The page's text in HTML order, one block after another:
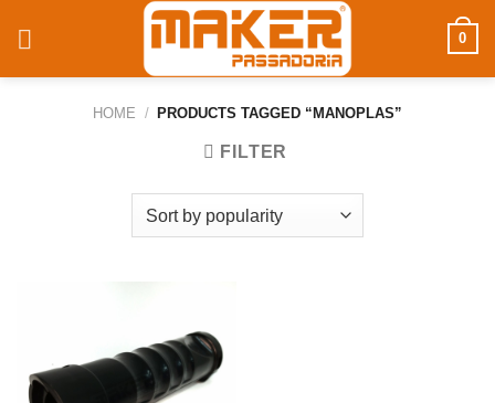
0
HOME / PRODUCTS TAGGED “MANOPLAS”
FILTER